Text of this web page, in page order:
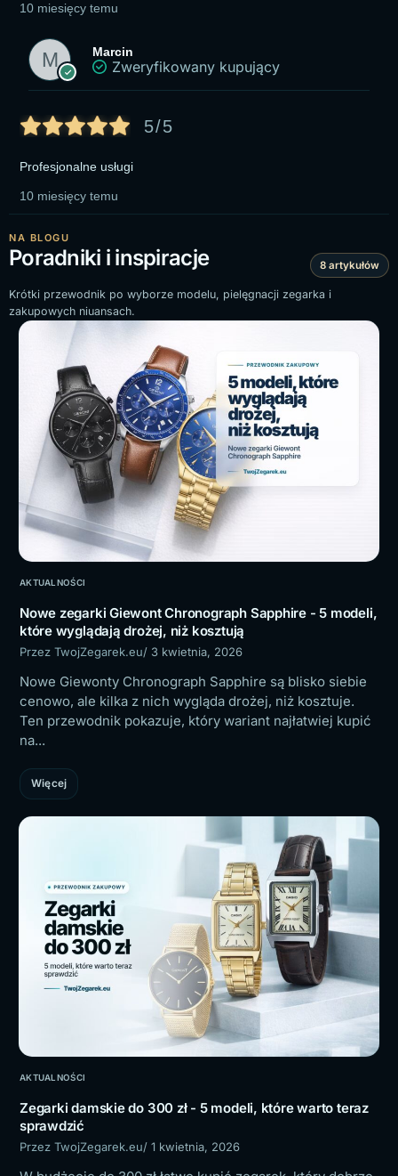
10 miesięcy temu
Marcin
Zweryfikowany kupujący
5/5
Profesjonalne usługi
10 miesięcy temu
NA BLOGU
Poradniki i inspiracje 8 artykułów
Krótki przewodnik po wyborze modelu, pielęgnacji zegarka i
zakupowych niuansach.
AKTUALNOŚCI
Nowe zegarki Giewont Chronograph Sapphire - 5 modeli,
które wyglądają drożej, niż kosztują
Przez TwojZegarek.eu/ 3 kwietnia, 2026
Nowe Giewonty Chronograph Sapphire są blisko siebie
cenowo, ale kilka z nich wygląda drożej, niż kosztuje.
Ten przewodnik pokazuje, który wariant najłatwiej kupić
na...
Więcej
AKTUALNOŚCI
Zegarki damskie do 300 zł - 5 modeli, które warto teraz
sprawdzić
Przez TwojZegarek.eu/ 1 kwietnia, 2026